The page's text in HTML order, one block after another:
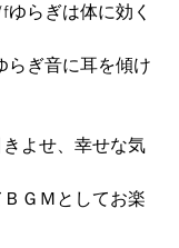
らぎは体に効く
らぎ音に耳を傾け
よせ、幸せな気
ＧＭとしてお楽